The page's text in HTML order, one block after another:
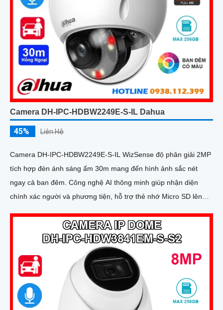
Camera DH-IPC-HDBW2249E-S-IL Dahua
45% Liên Hệ
Camera DH-IPC-HDBW2249E-S-IL WizSense độ phân giải 2MP
tích hợp đèn ánh sáng ấm 30m mang đến hình ảnh sắc nét
ngay cả ban đêm. Công nghệ AI thông minh giúp nhận diện
chính xác người và phương tiện, hỗ trợ thẻ nhớ Micro SD lên